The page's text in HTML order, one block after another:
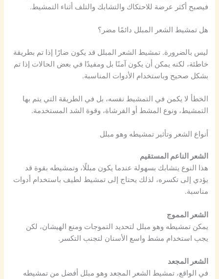
فيصبح أكثر عرضة للاحتكاك والتشابك والتلف أثناء التمشيط.
هل تمشيط الشعر المبلل دائمًا مضر؟
ليس بالضرورة. تمشيط الشعر المبلل قد يكون ضارًا إذا تم بطريقة
خاطئة، لكنه يمكن أن يكون آمنًا بل ومفيدًا في بعض الحالات إذا تم
بشكل صحيح وباستخدام الأدوات المناسبة.
الخطأ لا يكمن في التمشيط نفسه، بل في الطريقة التي يتم بها
التمشيط، ونوع المشط أو الفرشاة، وقوة الشد المستخدمة.
أنواع الشعر وتأثير تمشيطه وهو مبلل
الشعر الناعم المستقيم
هذا النوع يتشابك بسهولة عندما يكون مبللًا، وتمشيطه بقوة قد
يؤدي إلى تكسره، لذلك يحتاج إلى تمشيط لطيف باستخدام أدوات
مناسبة.
الشعر المموج
يمكن تمشيطه وهو مبلل لتحديد التموجات ومنع الهيشان، لكن
يجب استخدام مشط واسع الأسنان لتجنب التكسر.
الشعر المجعد
في الواقع، تمشيط الشعر المجعد وهو مبلل أفضل من تمشيطه